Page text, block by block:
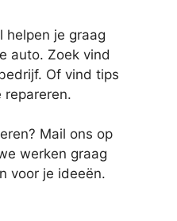
helpen je graag
auto. Zoek vind
Of vind tips
repareren.
Mail ons op
werken graag
voor je ideeën.